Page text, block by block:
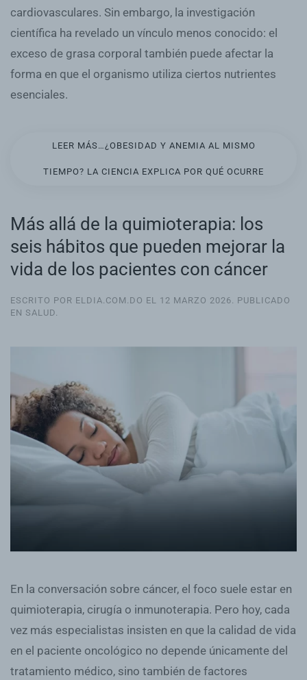
cardiovasculares. Sin embargo, la investigación
científica ha revelado un vínculo menos conocido: el
exceso de grasa corporal también puede afectar la
forma en que el organismo utiliza ciertos nutrientes
esenciales.
LEER MÁS…¿OBESIDAD Y ANEMIA AL MISMO
TIEMPO? LA CIENCIA EXPLICA POR QUÉ OCURRE
Más allá de la quimioterapia: los
seis hábitos que pueden mejorar la
vida de los pacientes con cáncer
ESCRITO POR ELDIA.COM.DO EL 12 MARZO 2026. PUBLICADO
EN SALUD.
En la conversación sobre cáncer, el foco suele estar en
quimioterapia, cirugía o inmunoterapia. Pero hoy, cada
vez más especialistas insisten en que la calidad de vida
en el paciente oncológico no depende únicamente del
tratamiento médico, sino también de factores